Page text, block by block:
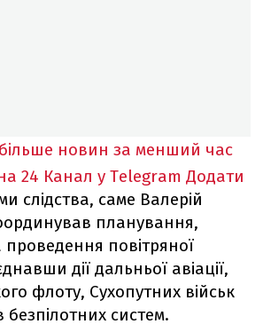
новин за менший час
24 Канал у Telegram Додати
слідства, саме Валерій
планування,
проведення повітряної
дії дальньої авіації,
флоту, Сухопутних військ
безпілотних систем.